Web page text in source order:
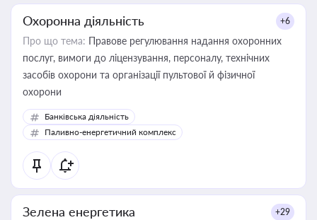
Охоронна діяльність +6
Про що тема: Правове регулювання надання охоронних
послуг, вимоги до ліцензування, персоналу, технічних
засобів охорони та організації пультової й фізичної
охорони
Банківська діяльність
Паливно-енергетичний комплекс
Зелена енергетика +29